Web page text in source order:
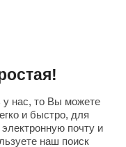
у нас, то Вы можете
и быстро, для
почту и
наш поиск